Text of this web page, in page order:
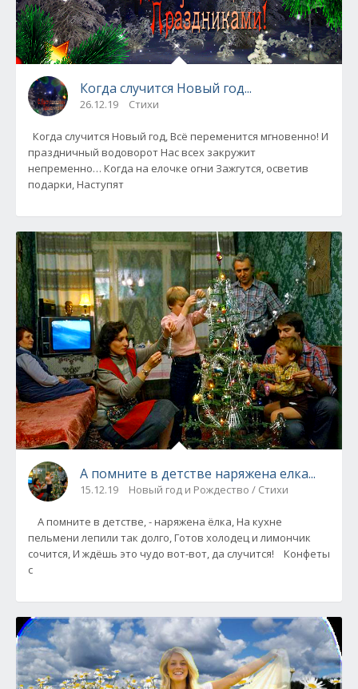
Когда случится Новый год...
26.12.19 Стихи
Когда случится Новый год, Всё переменится мгновенно! И
праздничный водоворот Нас всех закружит
непременно… Когда на елочке огни Зажгутся, осветив
подарки, Наступят
А помните в детстве наряжена елка...
15.12.19 Новый год и Рождество / Стихи
А помните в детстве, - наряжена ёлка, На кухне
пельмени лепили так долго, Готов холодец и лимончик
сочится, И ждёшь это чудо вот-вот, да случится! Конфеты
с